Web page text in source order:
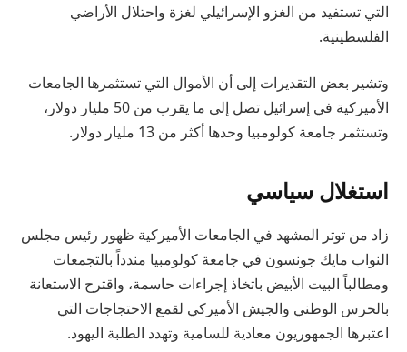
التي تستفيد من الغزو الإسرائيلي لغزة واحتلال الأراضي
الفلسطينية.
وتشير بعض التقديرات إلى أن الأموال التي تستثمرها الجامعات
الأميركية في إسرائيل تصل إلى ما يقرب من 50 مليار دولار،
وتستثمر جامعة كولومبيا وحدها أكثر من 13 مليار دولار.
استغلال سياسي
زاد من توتر المشهد في الجامعات الأميركية ظهور رئيس مجلس
النواب مايك جونسون في جامعة كولومبيا مندداً بالتجمعات
ومطالباً البيت الأبيض باتخاذ إجراءات حاسمة، واقترح الاستعانة
بالحرس الوطني والجيش الأميركي لقمع الاحتجاجات التي
اعتبرها الجمهوريون معادية للسامية وتهدد الطلبة اليهود.